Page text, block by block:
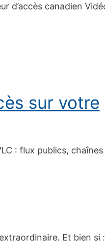
d’accès canadien
sur votre
: flux publics,
Et bien si :